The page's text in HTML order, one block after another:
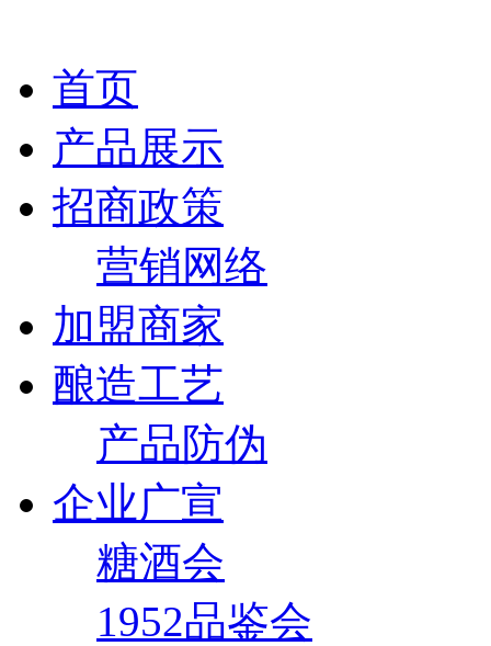
首页
产品展示
招商政策
营销网络
加盟商家
酿造工艺
产品防伪
企业广宣
糖酒会
1952品鉴会